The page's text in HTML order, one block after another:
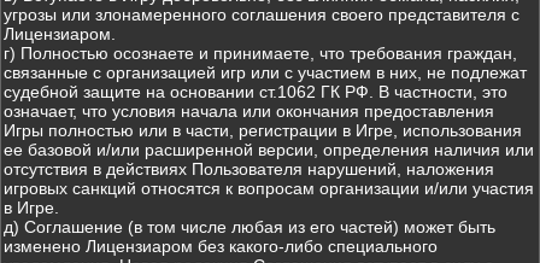
угрозы или злонамеренного соглашения своего представителя с
Лицензиаром.
г) Полностью осознаете и принимаете, что требования граждан,
связанные с организацией игр или с участием в них, не подлежат
судебной защите на основании ст.1062 ГК РФ. В частности, это
означает, что условия начала или окончания предоставления
Игры полностью или в части, регистрации в Игре, использования
ее базовой и/или расширенной версии, определения наличия или
отсутствия в действиях Пользователя нарушений, наложения
игровых санкций относятся к вопросам организации и/или участия
в Игре.
д) Соглашение (в том числе любая из его частей) может быть
изменено Лицензиаром без какого-либо специального